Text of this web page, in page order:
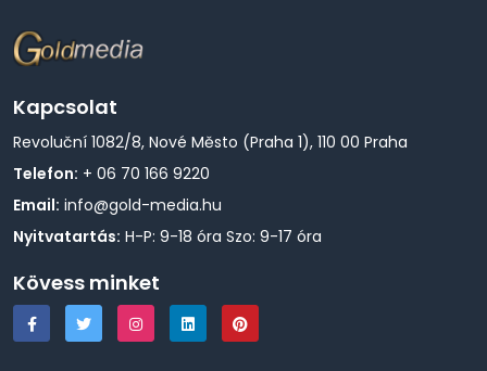
Kapcsolat
Revoluční 1082/8, Nové Město (Praha 1), 110 00 Praha
Telefon: + 06 70 166 9220
Email: info@gold-media.hu
Nyitvatartás: H-P: 9-18 óra Szo: 9-17 óra
Kövess minket